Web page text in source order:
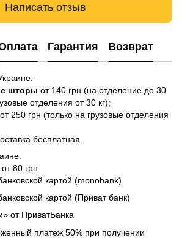
Написать отзыв
Гарантия Возврат
шторы от 140 грн (на отделение до 30
отделения от 30 кг);
от 250 грн (только на грузовые отделения
бесплатная.
от 80 грн.
картой (monobank)
картой (Приват банк)
от ПриватБанка
платеж 50% при получении